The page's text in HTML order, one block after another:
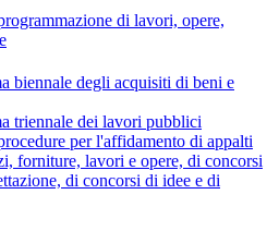
di lavori, opere,
biennale degli acquisiti di beni e
triennale dei lavori pubblici
per l'affidamento di appalti
forniture, lavori e opere, di concorsi
di concorsi di idee e di